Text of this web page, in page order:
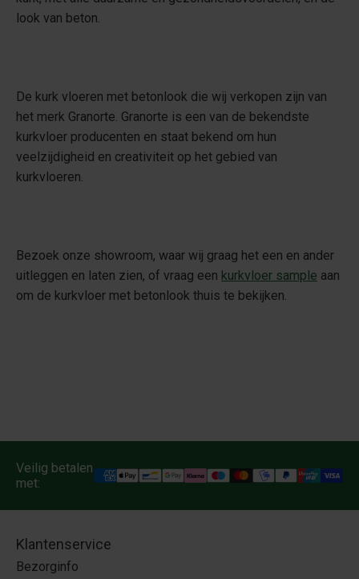
look van beton.
De kurk vloeren met betonlook die wij verkopen zijn van
het merk Granorte. Granorte is een van de bekendste
kurkvloer producenten en staat bekend om hun
veelzijdigheid en creativiteit op het gebied van
kurkvloeren.
Bezoek onze showroom, waar wij graag het een en ander
uitleggen en laten zien, of vraag een kurkvloer sample aan
om de kurkvloer met betonlook thuis te bekijken.
Veilig betalen
met:
Klantenservice
Bezorginfo